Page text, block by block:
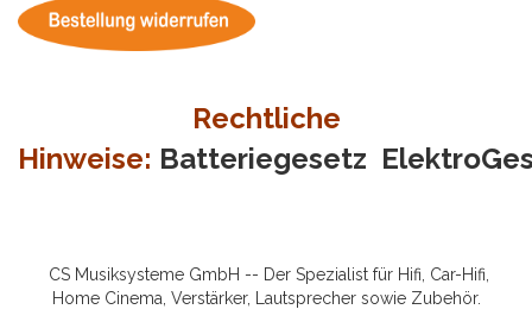
Rechtliche
Hinweise: Batteriegesetz
CS Musiksysteme GmbH -- Der Spezialist für Hifi, Car-Hifi,
Home Cinema, Verstärker, Lautsprecher sowie Zubehör.